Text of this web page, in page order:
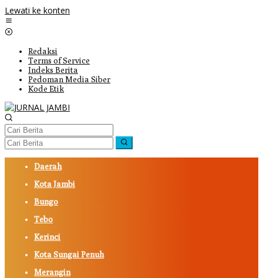
Lewati ke konten
Redaksi
Terms of Service
Indeks Berita
Pedoman Media Siber
Kode Etik
Daerah
Kota Jambi
Bungo
Tebo
Kerinci
Kota Sungai Penuh
Merangin